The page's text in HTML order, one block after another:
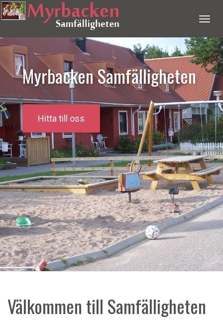
Meny
Myrbacken Samfälligheten
Hitta till oss
Välkommen till Samfälligheten